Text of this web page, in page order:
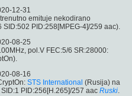
12-31
emituje nekodirano
PID:258[MPEG-4]/259 aac).
08-25
pol.V FEC:5/6 SR:28000:
08-16
STS International (Rusija) na
PID:256[H.265]/257 aac Ruski.